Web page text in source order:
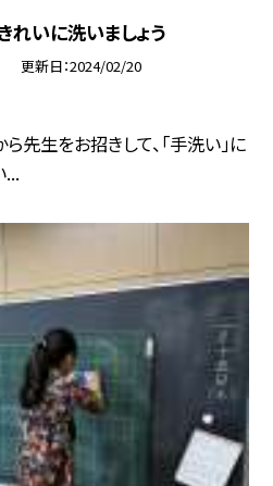
れいに洗いましょう
更新日 2024/02/20
先生をお招きして、「手洗い」に
...